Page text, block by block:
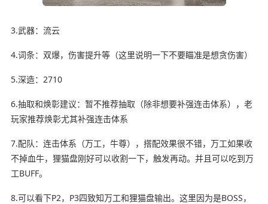
3.武器：流云
4.词条：双爆，伤害提升等（这里说明一下不要瞄准是想贪伤害）
5.深造：2710
6.抽取和焕彰建议：暂不推荐抽取（除非想要补强连击体系），老
玩家推荐焕彰尤其补强连击体系
7.配队：连击体系（万工，牛尊），搭配效果很不错，万工如果收
不掉血牛，狸猫盘刚好可以收割一下，触发再动。并且可以吃到万
工BUFF。
8.可以看下P2，P3四致知万工和狸猫盘输出。这里因为是BOSS，